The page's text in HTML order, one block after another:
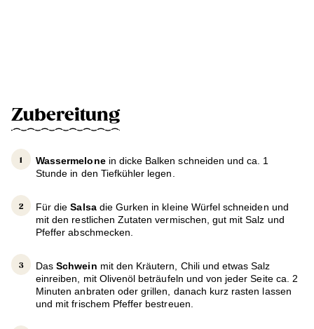
Zubereitung
Wassermelone in dicke Balken schneiden und ca. 1
Stunde in den Tiefkühler legen.
Für dieSalsa die Gurken in kleine Würfel schneiden und
mit den restlichen Zutaten vermischen, gut mit Salz und
Pfeffer abschmecken.
DasSchwein mit den Kräutern, Chili und etwas Salz
einreiben, mit Olivenöl beträufeln und von jeder Seite ca. 2
Minuten anbraten oder grillen, danach kurz rasten lassen
und mit frischem Pfeffer bestreuen.